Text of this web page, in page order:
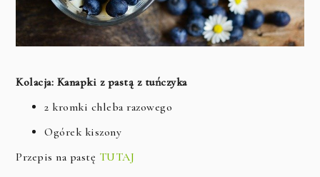
Kolacja: Kanapki z pastą z tuńczyka
2 kromki chleba razowego
Ogórek kiszony
Przepis na pastę TUTAJ